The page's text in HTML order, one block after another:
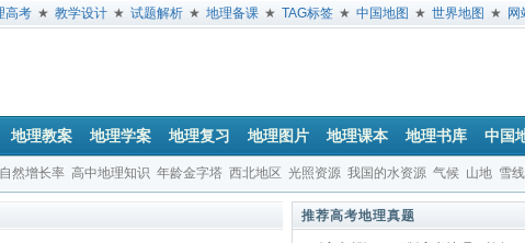
高考 ★ 教学设计 ★ 试题解析 ★ 地理备课 ★ TAG标签 ★ 中国地图 ★ 世界地图 ★ 网
地理教案 地理学案 地理复习 地理图片 地理课本 地理书库
中国
自然增长率 高中地理知识 年龄金字塔 西北地区 光照资源 我国的水资源 气候 山地 雪线
推荐高考地理真题